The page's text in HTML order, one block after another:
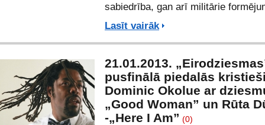
sabiedrība, gan arī militārie
Lasīt vairāk
21.01.2013.
pusfinālā piedalās
Dominic Okolue ar
„Good Woman” un Rūta
-„Here I Am” (0)